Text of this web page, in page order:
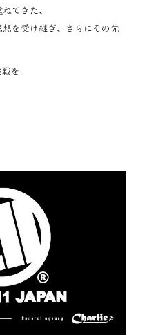
てきた、
を受け継ぎ、さらにその先
を。